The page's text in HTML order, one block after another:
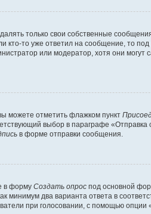
только свои собственные
то уже ответил на сообщение, то
или модератор, хотя они
можете отметить флажком пункт
выбор в параграфе
в форме отправки сообщения.
в форму Создать опрос под основной
два варианта ответа в
при голосовании, с помощью